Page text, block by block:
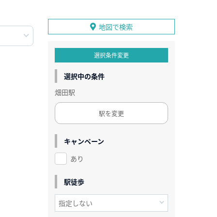
地図で検索
選択条件変更
選択中の条件
畑田駅
駅を変更
キャンペーン
あり
駅徒歩